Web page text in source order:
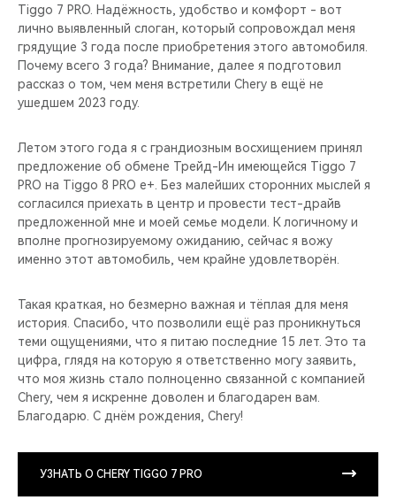
Tiggo 7 PRO. Надёжность, удобство и комфорт - вот
лично выявленный слоган, который сопровождал меня
грядущие 3 года после приобретения этого автомобиля.
Почему всего 3 года? Внимание, далее я подготовил
рассказ о том, чем меня встретили Chery в ещё не
ушедшем 2023 году.
Летом этого года я с грандиозным восхищением принял
предложение об обмене Трейд-Ин имеющейся Tiggo 7
PRO на Tiggo 8 PRO e+. Без малейших сторонних мыслей я
согласился приехать в центр и провести тест-драйв
предложенной мне и моей семье модели. К логичному и
вполне прогнозируемому ожиданию, сейчас я вожу
именно этот автомобиль, чем крайне удовлетворён.
Такая краткая, но безмерно важная и тёплая для меня
история. Спасибо, что позволили ещё раз проникнуться
теми ощущениями, что я питаю последние 15 лет. Это та
цифра, глядя на которую я ответственно могу заявить,
что моя жизнь стало полноценно связанной с компанией
Chery, чем я искренне доволен и благодарен вам.
Благодарю. С днём рождения, Chery!
УЗНАТЬ О CHERY TIGGO 7 PRO